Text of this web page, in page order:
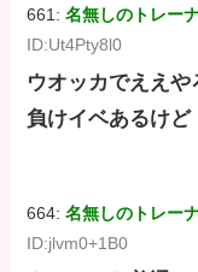
661:名無しのトレー
ID:Ut4Pty8l0
ウオッカでええや
負けイベあるけど
664:名無しのトレー
ID:jlvm0+1B0